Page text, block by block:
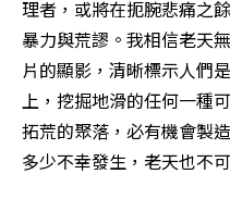
理者，或將在扼腕悲痛之
暴力與荒謬。我相信老天
片的顯影，清晰標示人們
上，挖掘地滑的任何一種
拓荒的聚落，必有機會製
多少不幸發生，老天也不